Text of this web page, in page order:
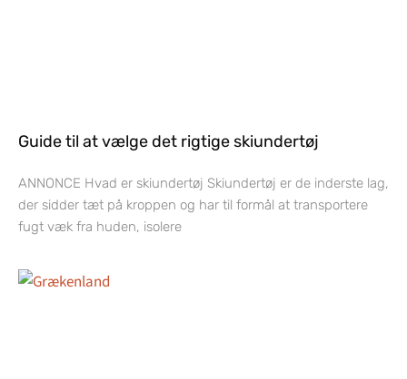
Guide til at vælge det rigtige skiundertøj
ANNONCE Hvad er skiundertøj Skiundertøj er de inderste lag,
der sidder tæt på kroppen og har til formål at transportere
fugt væk fra huden, isolere